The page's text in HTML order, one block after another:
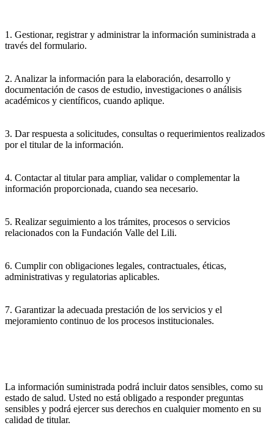
1. Gestionar, registrar y administrar la información suministrada a
través del formulario.
2. Analizar la información para la elaboración, desarrollo y
documentación de casos de estudio, investigaciones o análisis
académicos y científicos, cuando aplique.
3. Dar respuesta a solicitudes, consultas o requerimientos realizados
por el titular de la información.
4. Contactar al titular para ampliar, validar o complementar la
información proporcionada, cuando sea necesario.
5. Realizar seguimiento a los trámites, procesos o servicios
relacionados con la Fundación Valle del Lili.
6. Cumplir con obligaciones legales, contractuales, éticas,
administrativas y regulatorias aplicables.
7. Garantizar la adecuada prestación de los servicios y el
mejoramiento continuo de los procesos institucionales.
La información suministrada podrá incluir datos sensibles, como su
estado de salud. Usted no está obligado a responder preguntas
sensibles y podrá ejercer sus derechos en cualquier momento en su
calidad de titular.